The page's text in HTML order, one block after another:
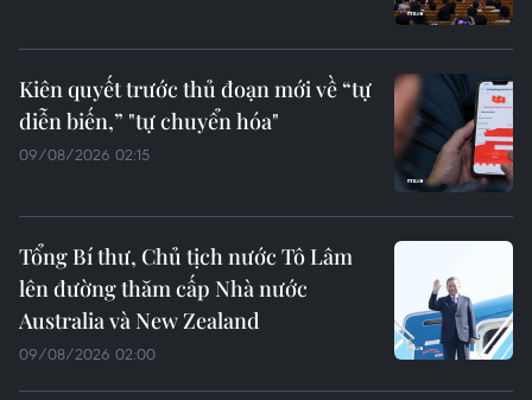
Kiên quyết trước thủ đoạn mới về “tự
diễn biến,” "tự chuyển hóa"
09/08/2026 02:15
Tổng Bí thư, Chủ tịch nước Tô Lâm
lên đường thăm cấp Nhà nước
Australia và New Zealand
09/08/2026 02:00